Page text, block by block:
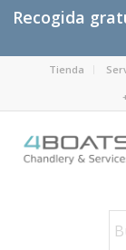
Recogida
Tienda